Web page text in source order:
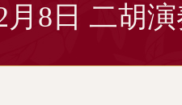
月8日 二胡